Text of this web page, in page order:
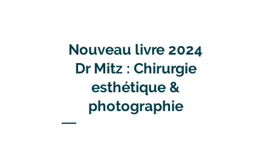
Nouveau livre 2024
Dr Mitz : Chirurgie
esthétique &
photographie